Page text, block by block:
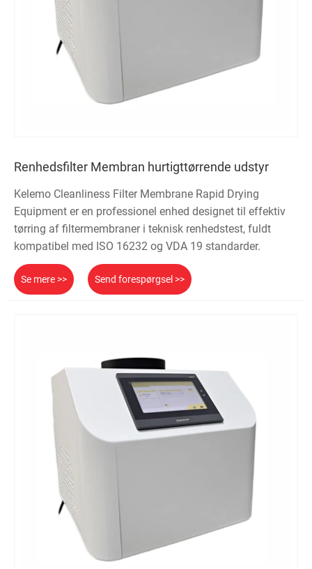
Renhedsfilter Membran hurtigttørrende udstyr
Kelemo Cleanliness Filter Membrane Rapid Drying
Equipment er en professionel enhed designet til effektiv
tørring af filtermembraner i teknisk renhedstest, fuldt
kompatibel med ISO 16232 og VDA 19 standarder.
Se mere >> Send forespørgsel >>